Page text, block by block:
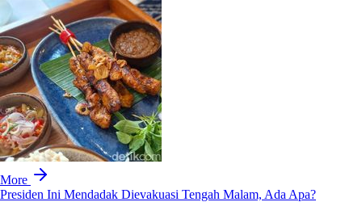
More
Presiden Ini Mendadak Dievakuasi Tengah Malam, Ada Apa?